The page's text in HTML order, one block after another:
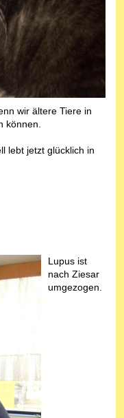
wir ältere Tiere in
können.
lebt jetzt glücklich in
Lupus ist
nach Ziesar
umgezogen.